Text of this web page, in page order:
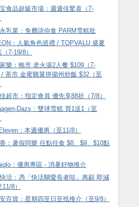
食品超級市場：週週佳驚喜（7-
乳業：免費請你食 PARM雪糕批
：人氣角色巡禮 / TOPVALU 盛夏
7-19/8）
樂：晚市 老火湯2人餐 $109（7-
/ 茶市 金蜜雞翼拼揚州炒飯 $32（至
超市：指定會員 優先享88折（7/8）
Dazs ：雙球雪糕 買1送1（至
：本週優惠（至11/8）
：暑假同樂 任點任食 $8、$9、$10點
：優惠專區 - 消暑好物推介
活：憑「快活關愛長者咭」惠顧 即減
8）
百貨：星期四至日至抵推介（至9/8）